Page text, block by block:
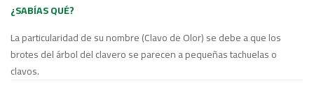
¿SABÍAS QUÉ?
La particularidad de su nombre (Clavo de Olor) se debe a que los
brotes del árbol del clavero se parecen a pequeñas tachuelas o
clavos.